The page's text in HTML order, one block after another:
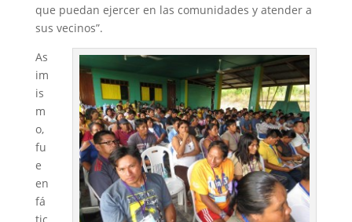
que puedan ejercer en las comunidades y atender a
sus vecinos”.
As
im
is
m
o,
fu
e
en
fá
tic